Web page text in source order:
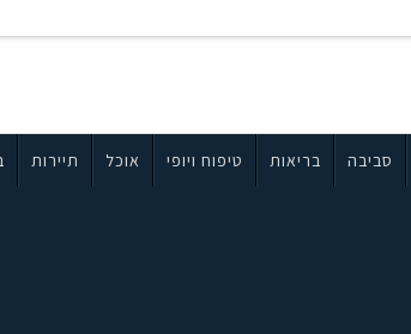
סביבה בריאות טיפוח ויופי אוכל תיירות